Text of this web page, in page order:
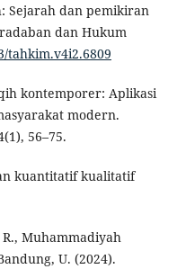
Sejarah dan pemikiran
dan Hukum
tahkim.v4i2.6809
kontemporer: Aplikasi
modern.
56–75.
kuantitatif kualitatif
Muhammadiyah
U. (2024).